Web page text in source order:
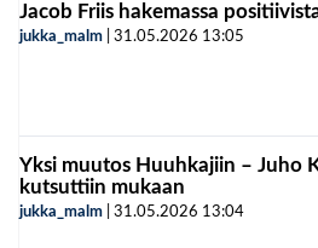
Jacob Friis hakemassa
jukka_malm 31.05.2026 13:05
Yksi muutos Huuhkajiin – Juho
kutsuttiin mukaan
jukka_malm 31.05.2026 13:04